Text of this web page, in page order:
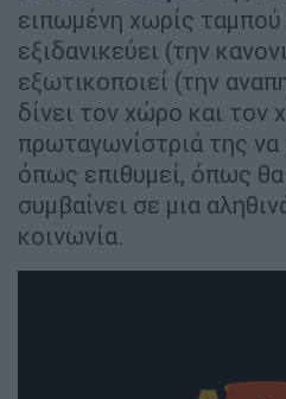
ειπωμένη χωρίς ταμπού
εξιδανικεύει (την
εξωτικοποιεί (την
δίνει τον χώρο και τον
πρωταγωνίστριά της να
όπως επιθυμεί, όπως
συμβαίνει σε μια
κοινωνία.